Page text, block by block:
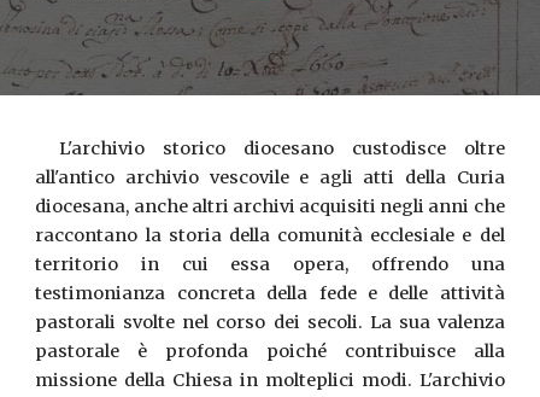
L'archivio storico diocesano custodisce oltre
all'antico archivio vescovile e agli atti della Curia
diocesana, anche altri archivi acquisiti negli anni che
raccontano la storia della comunità ecclesiale e del
territorio in cui essa opera, offrendo una
testimonianza concreta della fede e delle attività
pastorali svolte nel corso dei secoli. La sua valenza
pastorale è profonda poiché contribuisce alla
missione della Chiesa in molteplici modi. L'archivio